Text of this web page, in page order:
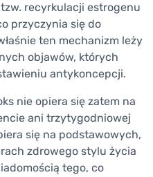
recyrkulacji estrogenu
przyczynia się do
ten mechanizm leży
objawów, których
antykoncepcji.
nie opiera się zatem na
ani trzytygodniowej
się na podstawowych,
zdrowego stylu życia
tego, co